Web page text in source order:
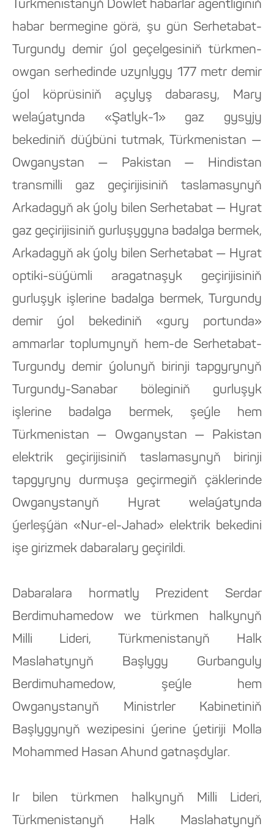
Türkmenistanyň Döwlet habarlar agentliginiň
habar bermegine görä, şu gün Serhetabat-
Turgundy demir ýol geçelgesiniň türkmen-
owgan serhedinde uzynlygy 177 metr demir
ýol köprüsiniň açylyş dabarasy, Mary
welaýatynda «Şatlyk-1» gaz gysyjy
bekediniň düýbüni tutmak, Türkmenistan —
Owganystan — Pakistan — Hindistan
transmilli gaz geçirijisiniň taslamasynyň
Arkadagyň ak ýoly bilen Serhetabat — Hyrat
gaz geçirijisiniň gurluşygyna badalga bermek,
Arkadagyň ak ýoly bilen Serhetabat — Hyrat
optiki-süýümli aragatnaşyk geçirijisiniň
gurluşyk işlerine badalga bermek, Turgundy
demir ýol bekediniň «gury portunda»
ammarlar toplumynyň hem-de Serhetabat-
Turgundy demir ýolunyň birinji tapgyrynyň
Turgundy-Sanabar böleginiň gurluşyk
işlerine badalga bermek, şeýle hem
Türkmenistan — Owganystan — Pakistan
elektrik geçirijisiniň taslamasynyň birinji
tapgyryny durmuşa geçirmegiň çäklerinde
Owganystanyň Hyrat welaýatynda
ýerleşýän «Nur-el-Jahad» elektrik bekedini
işe girizmek dabaralary geçirildi.
Dabaralara hormatly Prezident Serdar
Berdimuhamedow we türkmen halkynyň
Milli Lideri, Türkmenistanyň Halk
Maslahatynyň Başlygy Gurbanguly
Berdimuhamedow, şeýle hem
Owganystanyň Ministrler Kabinetiniň
Başlygynyň wezipesini ýerine ýetiriji Molla
Mohammed Hasan Ahund gatnaşdylar.
Ir bilen türkmen halkynyň Milli Lideri,
Türkmenistanyň Halk Maslahatynyň